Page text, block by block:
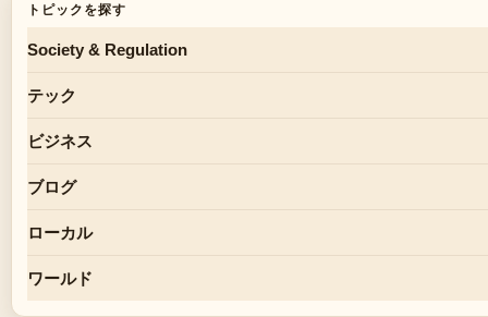
トピックを探す
Society & Regulation
テック
ビジネス
ブログ
ローカル
ワールド